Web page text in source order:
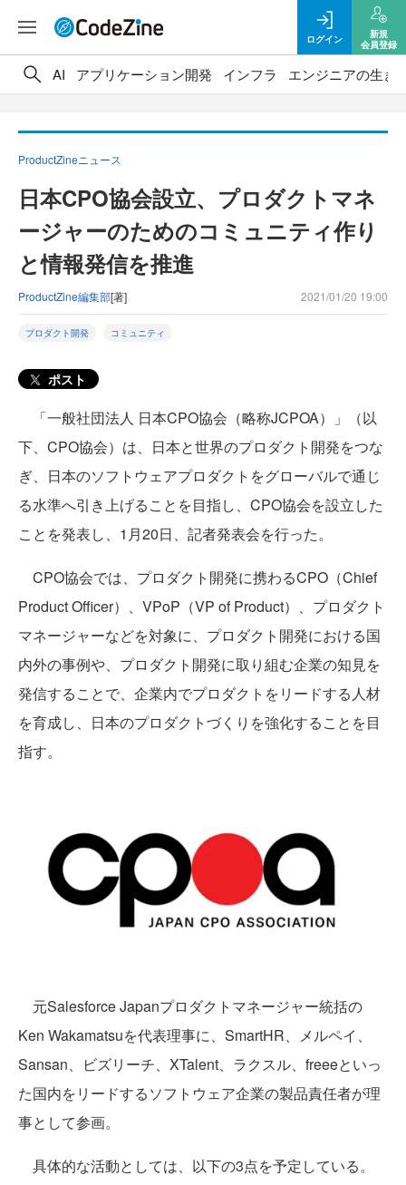
ログイン
新規
会員登録
AI アプリケーション開発 インフラ エンジニアの生き
ProductZineニュース
日本CPO協会設立、プロダクトマネ
ージャーのためのコミュニティ作り
と情報発信を推進
ProductZine編集部[著] 2021/01/20 19:00
プロダクト開発 コミュニティ
ポスト
「一般社団法人 日本CPO協会（略称JCPOA）」（以
下、CPO協会）は、日本と世界のプロダクト開発をつな
ぎ、日本のソフトウェアプロダクトをグローバルで通じ
る水準へ引き上げることを目指し、CPO協会を設立した
ことを発表し、1月20日、記者発表会を行った。
CPO協会では、プロダクト開発に携わるCPO（Chief
Product Officer）、VPoP（VP of Product）、プロダクト
マネージャーなどを対象に、プロダクト開発における国
内外の事例や、プロダクト開発に取り組む企業の知見を
発信することで、企業内でプロダクトをリードする人材
を育成し、日本のプロダクトづくりを強化することを目
指す。
元Salesforce Japanプロダクトマネージャー統括の
Ken Wakamatsuを代表理事に、SmartHR、メルペイ、
Sansan、ビズリーチ、XTalent、ラクスル、freeeといっ
た国内をリードするソフトウェア企業の製品責任者が理
事として参画。
具体的な活動としては、以下の3点を予定している。